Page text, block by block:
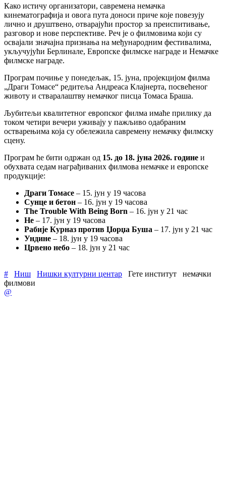
Како истичу организатори, савремена немачка
кинематографија и овога пута доноси приче које повезују
лично и друштвено, отварајући простор за преиспитивање,
разговор и нове перспективе. Реч је о филмовима који су
освајали значајна признања на међународним фестивалима,
укључујући Берлинале, Европске филмске награде и Немачке
филмске награде.
Програм почиње у понедељак, 15. јуна, пројекцијом филма
„Драги Томасе“ редитеља Андреаса Клајнерта, посвећеног
животу и стваралаштву немачког писца Томаса Браша.
Љубитељи квалитетног европског филма имаће прилику да
током четири вечери уживају у пажљиво одабраним
остварењима која су обележила савремену немачку филмску
сцену.
Програм ће бити одржан од 15. до 18. јуна 2026. године и
обухвата седам награђиваних филмова немачке и европске
продукције:
Драги Томасе – 15. јун у 19 часова
Сунце и бетон – 16. јун у 19 часова
The Trouble With Being Born – 16. јун у 21 час
Не – 17. јун у 19 часова
Рабије Курназ против Џорџа Буша – 17. јун у 21 час
Ундине – 18. јун у 19 часова
Црвено небо – 18. јун у 21 час
# Ниш Нишки културни центар Гете институт
немачки
филмови
@